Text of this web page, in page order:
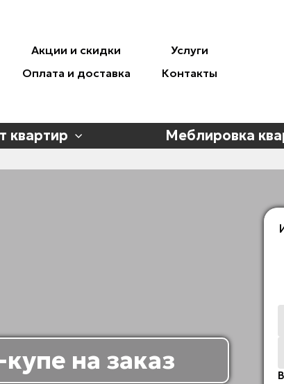
Акции и скидки
Оплата и доставка
Услуги
Контакты
квартир Меблировка
на заказ